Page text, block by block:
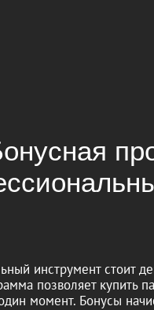
инструмент стоит
позволяет купить
момент. Бонусы